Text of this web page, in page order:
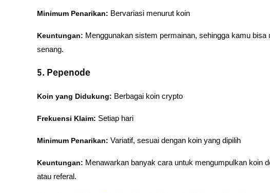
Minimum Penarikan: Bervariasi menurut koin
Keuntungan: Menggunakan sistem permainan, sehingga kamu
senang.
5. Pepenode
Koin yang Didukung: Berbagai koin crypto
Frekuensi Klaim: Setiap hari
Minimum Penarikan: Variatif, sesuai dengan koin yang dipilih
Keuntungan: Menawarkan banyak cara untuk mengumpulkan koin
atau referal.